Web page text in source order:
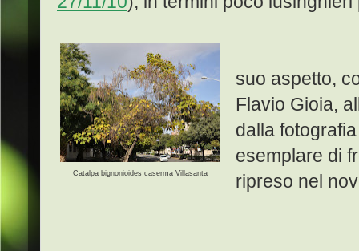
Catalpa bignonioides caserma Villasanta
suo aspetto,
Flavio Gioia,
dalla
esemplare di
ripreso nel